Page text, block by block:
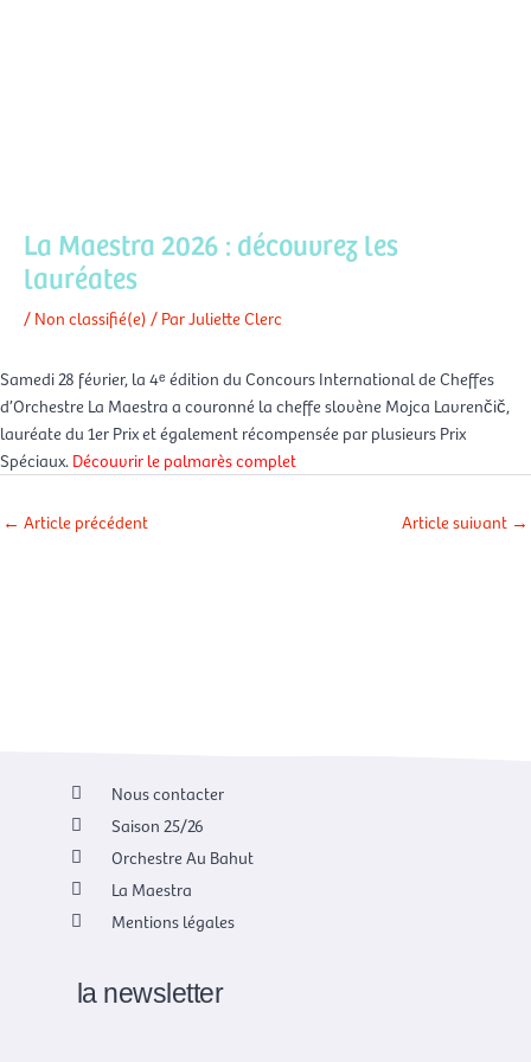
La Maestra 2026 : découvrez les
lauréates
/Non classifié(e)/ ParJuliette Clerc
Samedi 28 février, la 4ᵉ édition du Concours International de Cheffes
d’Orchestre La Maestra a couronné la cheffe slovène Mojca Lavrenčič,
lauréate du 1er Prix et également récompensée par plusieurs Prix
Spéciaux.Découvrir le palmarès complet
← Article précédent Article suivant →
Nous contacter
Saison 25/26
Orchestre Au Bahut
La Maestra
Mentions légales
la newsletter